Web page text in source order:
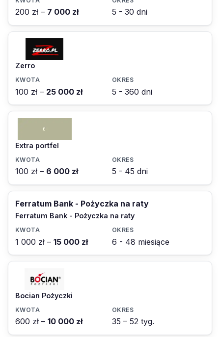
200 zł – 7 000 zł 5 - 30 dni
Zerro
100 zł – 25 000 zł 5 - 360 dni
Extra portfel
100 zł – 6 000 zł 5 - 45 dni
Ferratum Bank - Pożyczka na raty
Ferratum Bank - Pożyczka na raty
1 000 zł – 15 000 zł 6 - 48 miesiące
Bocian Pożyczki
600 zł – 10 000 zł 35 – 52 tyg.